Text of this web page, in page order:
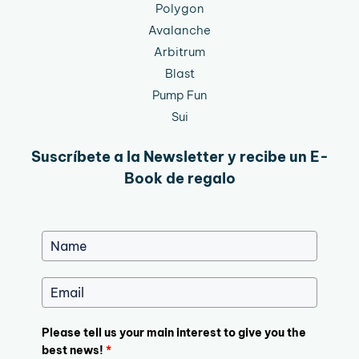
Polygon
Avalanche
Arbitrum
Blast
Pump Fun
Sui
Suscríbete a la Newsletter y recibe un E-
Book de regalo
Please tell us your main interest to give you the
best news! *